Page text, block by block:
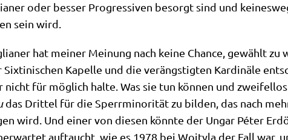
oder bes­ser Pro­gres­si­ven besorgt sind und
sein wird.
hat mei­ner Mei­nung nach kei­ne Chan­ce, gewählt zu
Kapel­le und die ver­äng­stig­ten Kar­di­nä­le
nicht für mög­lich hal­te. Was sie tun kön­nen und
das Drit­tel für die Sperr­mi­no­ri­tät zu bil­den, das nach
wird. Und einer von die­sen könn­te der Ungar Péter
auf­taucht, wie es 1978 bei Woj­ty­la der Fall war,